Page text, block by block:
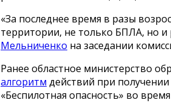
«За последнее время в разы
территории, не только БПЛА, но и
Мельниченко на заседании
Ранее областное министерство
алгоритм действий при получении
«Беспилотная опасность» во